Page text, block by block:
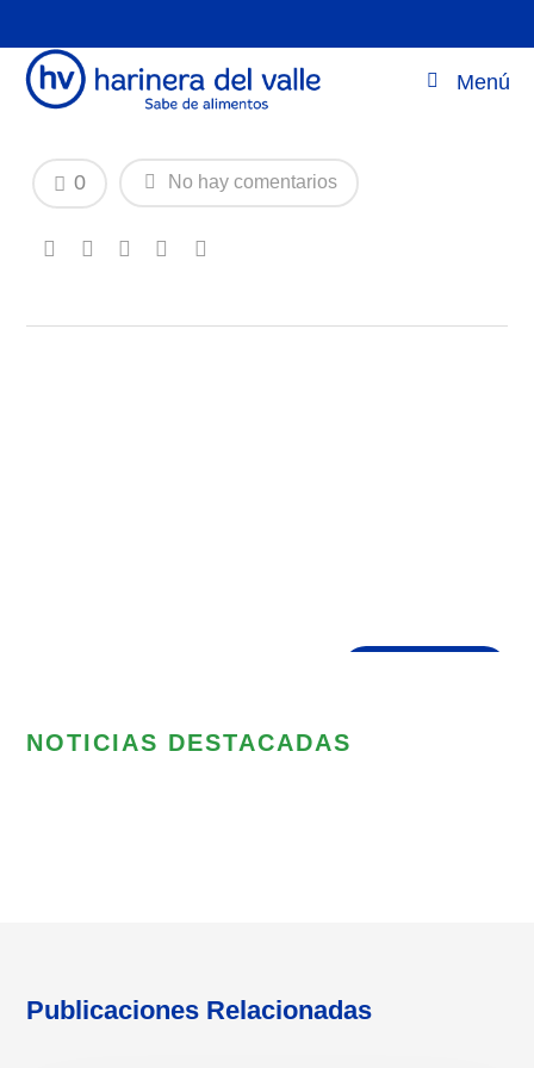
Menú
¡Mama-ía, una marca HV, cambia de
look!
No hay comentarios
0
NOTICIAS DESTACADAS
Publicaciones Relacionadas